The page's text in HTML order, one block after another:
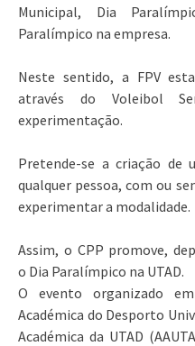
Municipal, Dia
Paralímpico na empresa.
Neste sentido, a FPV
através do Voleibol
experimentação.
Pretende-se a criação de
qualquer pessoa, com ou
experimentar a modalidade.
Assim, o CPP promove,
o Dia Paralímpico na UTAD.
O evento organizado
Académica do Desporto
Académica da UTAD